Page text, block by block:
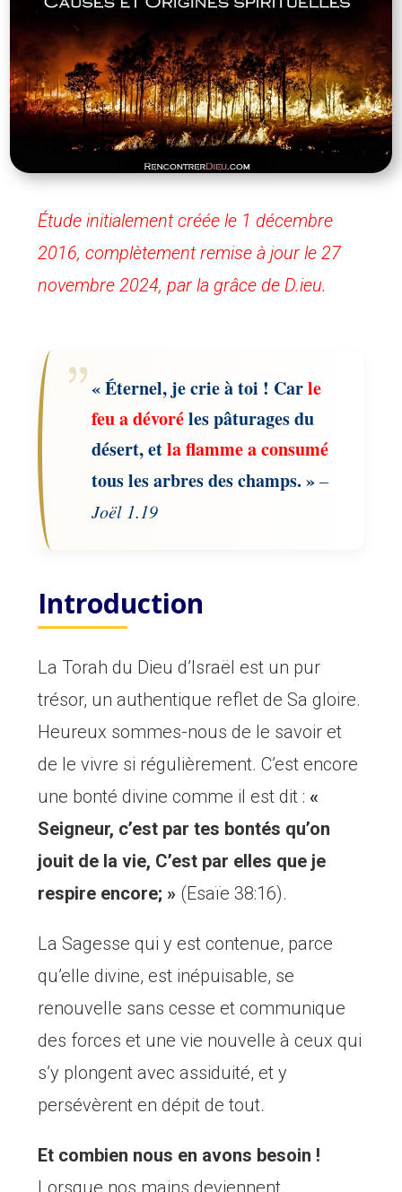
Étude initialement créée le 1 décembre
2016, complètement remise à jour le 27
novembre 2024, par la grâce de D.ieu.
« Éternel, je crie à toi ! Carle
feua dévoréles pâturages du
désert, etla flamme a consumé
tous les arbres des champs. » –
Joël 1.19
Introduction
La Torah du Dieu d’Israël est un pur
trésor, un authentique reflet de Sa gloire.
Heureux sommes-nous de le savoir et
de le vivre si régulièrement. C’est encore
une bonté divine comme il est dit :«
Seigneur, c’est par tes bontés qu’on
jouit de la vie, C’est par elles que je
respire encore; » (Esaïe 38:16).
La Sagesse qui y est contenue, parce
qu’elle divine, est inépuisable, se
renouvelle sans cesse et communique
des forces et une vie nouvelle à ceux qui
s’y plongent avec assiduité, et y
persévèrent en dépit de tout.
Et combien nous en avons besoin !